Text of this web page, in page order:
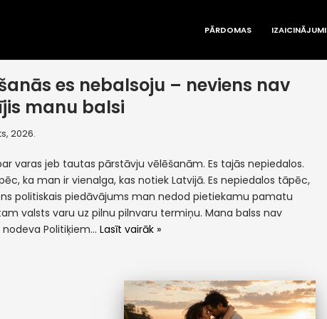
PĀRDOMAS IZAICINĀJUMI
es nebalsoju – neviens nav
manu balsi
2026.
varas jeb tautas pārstāvju vēlēšanām. Es tajās nepiedalos.
ka man ir vienalga, kas notiek Latvijā. Es nepiedalos tāpēc,
politiskais piedāvājums man nedod pietiekamu pamatu
valsts varu uz pilnu pilnvaru termiņu. Mana balss nav
Politiķiem…Lasīt vairāk »